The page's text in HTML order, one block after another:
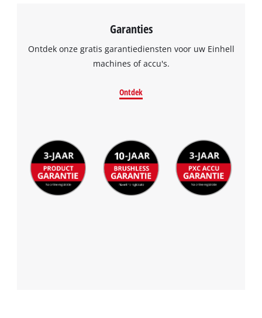
Garanties
Ontdek onze gratis garantiediensten voor uw Einhell
machines of accu's.
Ontdek